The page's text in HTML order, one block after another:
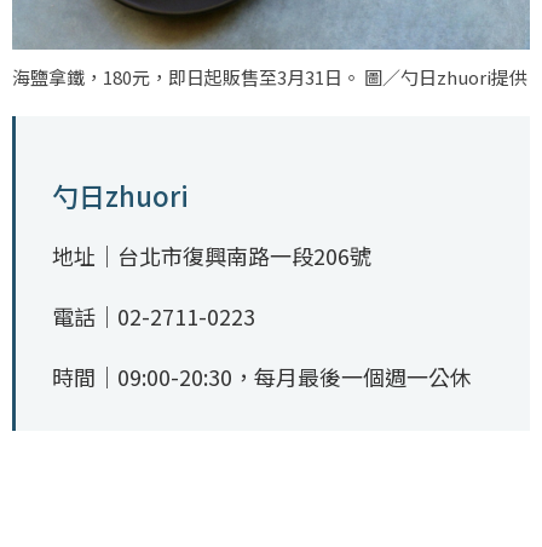
海鹽拿鐵，180元，即日起販售至3月31日。 圖／勺日zhuori提供
勺日zhuori
地址｜台北市復興南路一段206號
電話｜02-2711-0223
時間｜09:00-20:30，每月最後一個週一公休